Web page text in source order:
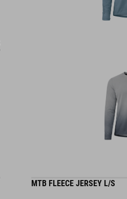
MTB FLEECE JERSEY L/S